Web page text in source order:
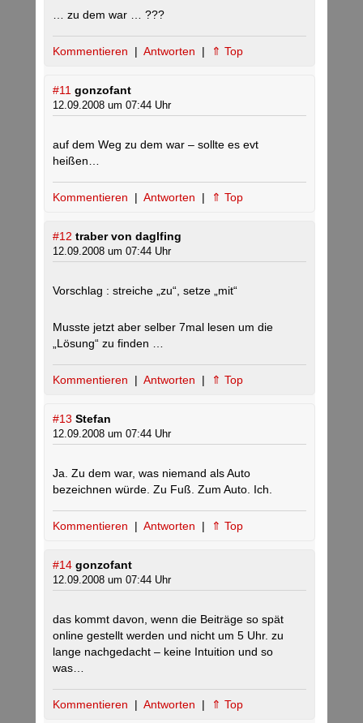
… zu dem war … ???
Kommentieren | Antworten | ⇑ Top
#11 gonzofant
12.09.2008 um 07:44 Uhr
auf dem Weg zu dem war – sollte es evt
heißen…
Kommentieren | Antworten | ⇑ Top
#12 traber von daglfing
12.09.2008 um 07:44 Uhr
Vorschlag : streiche „zu“, setze „mit“
Musste jetzt aber selber 7mal lesen um die
„Lösung“ zu finden …
Kommentieren | Antworten | ⇑ Top
#13 Stefan
12.09.2008 um 07:44 Uhr
Ja. Zu dem war, was niemand als Auto
bezeichnen würde. Zu Fuß. Zum Auto. Ich.
Kommentieren | Antworten | ⇑ Top
#14 gonzofant
12.09.2008 um 07:44 Uhr
das kommt davon, wenn die Beiträge so spät
online gestellt werden und nicht um 5 Uhr. zu
lange nachgedacht – keine Intuition und so
was…
Kommentieren | Antworten | ⇑ Top